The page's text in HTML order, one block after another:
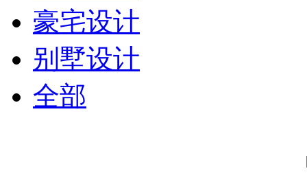
豪宅设计
别墅设计
全部